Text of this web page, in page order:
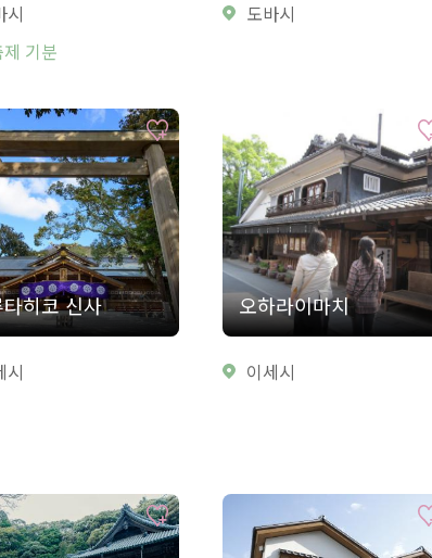
시
기분
도바시
히코 신사
시
오하라이마치
이세시